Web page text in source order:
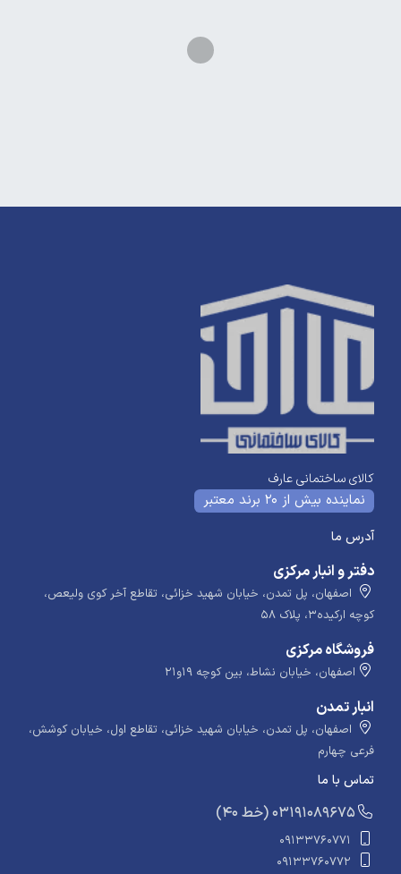
کالای ساختمانی عارف
نماینده بیش از 20 برند معتبر
آدرس ما
دفتر و انبار مرکزی
اصفهان، پل تمدن، خیابان شهید خزائی، تقاطع آخر کوی ولیعص،
کوچه ارکیده۳، پلاک ۵۸
فروشگاه مرکزی
اصفهان، خیابان نشاط، بین کوچه ۱۹و۲۱
انبار تمدن
اصفهان، پل تمدن، خیابان شهید خزائی، تقاطع اول، خیابان کوشش،
فرعی چهارم
تماس با ما
​​​ (40 خط) 03191089675
09133760771
09133760772